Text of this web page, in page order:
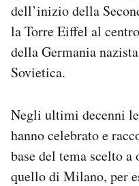
dell’inizio della
la Torre Eiffel al
della Germania
Sovietica.
Negli ultimi decenni
hanno celebrato e
base del tema scelto
quello di Milano, per